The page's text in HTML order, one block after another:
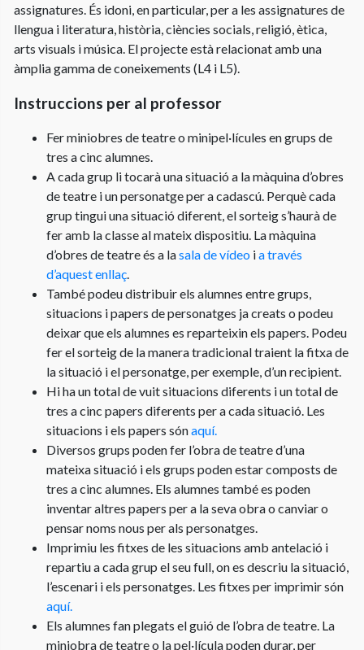
assignatures. És idoni, en particular, per a les assignatures de
llengua i literatura, història, ciències socials, religió, ètica,
arts visuals i música. El projecte està relacionat amb una
àmplia gamma de coneixements (L4 i L5).
Instruccions per al professor
Fer miniobres de teatre o minipel·lícules en grups de
tres a cinc alumnes.
A cada grup li tocarà una situació a la màquina d’obres
de teatre i un personatge per a cadascú. Perquè cada
grup tingui una situació diferent, el sorteig s’haurà de
fer amb la classe al mateix dispositiu. La màquina
d’obres de teatre és a lasala de vídeo ia través
d’aquest enllaç.
També podeu distribuir els alumnes entre grups,
situacions i papers de personatges ja creats o podeu
deixar que els alumnes es reparteixin els papers. Podeu
fer el sorteig de la manera tradicional traient la fitxa de
la situació i el personatge, per exemple, d’un recipient.
Hi ha un total de vuit situacions diferents i un total de
tres a cinc papers diferents per a cada situació. Les
situacions i els papers sónaquí.
Diversos grups poden fer l’obra de teatre d’una
mateixa situació i els grups poden estar composts de
tres a cinc alumnes. Els alumnes també es poden
inventar altres papers per a la seva obra o canviar o
pensar noms nous per als personatges.
Imprimiu les fitxes de les situacions amb antelació i
repartiu a cada grup el seu full, on es descriu la situació,
l’escenari i els personatges. Les fitxes per imprimir són
aquí.
Els alumnes fan plegats el guió de l’obra de teatre. La
miniobra de teatre o la pel·lícula poden durar, per